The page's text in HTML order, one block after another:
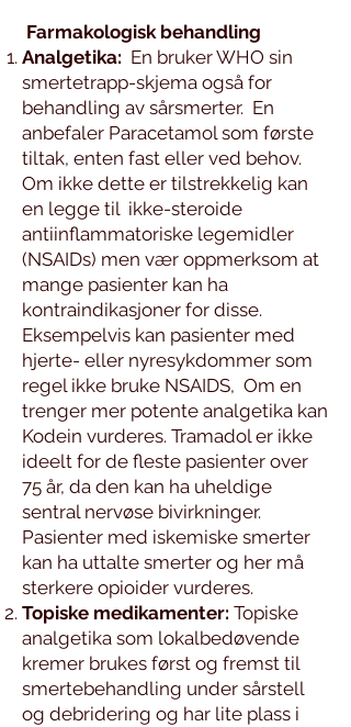
Farmakologisk behandling
Analgetika: En bruker WHO sin
smertetrapp-skjema også for
behandling av sårsmerter. En
anbefaler Paracetamol som første
tiltak, enten fast eller ved behov.
Om ikke dette er tilstrekkelig kan
en legge til ikke-steroide
antiinflammatoriske legemidler
(NSAIDs) men vær oppmerksom at
mange pasienter kan ha
kontraindikasjoner for disse.
Eksempelvis kan pasienter med
hjerte- eller nyresykdommer som
regel ikke bruke NSAIDS, Om en
trenger mer potente analgetika kan
Kodein vurderes. Tramadol er ikke
ideelt for de fleste pasienter over
75 år, da den kan ha uheldige
sentral nervøse bivirkninger.
Pasienter med iskemiske smerter
kan ha uttalte smerter og her må
sterkere opioider vurderes.
Topiske medikamenter: Topiske
analgetika som lokalbedøvende
kremer brukes først og fremst til
smertebehandling under sårstell
og debridering og har lite plass i